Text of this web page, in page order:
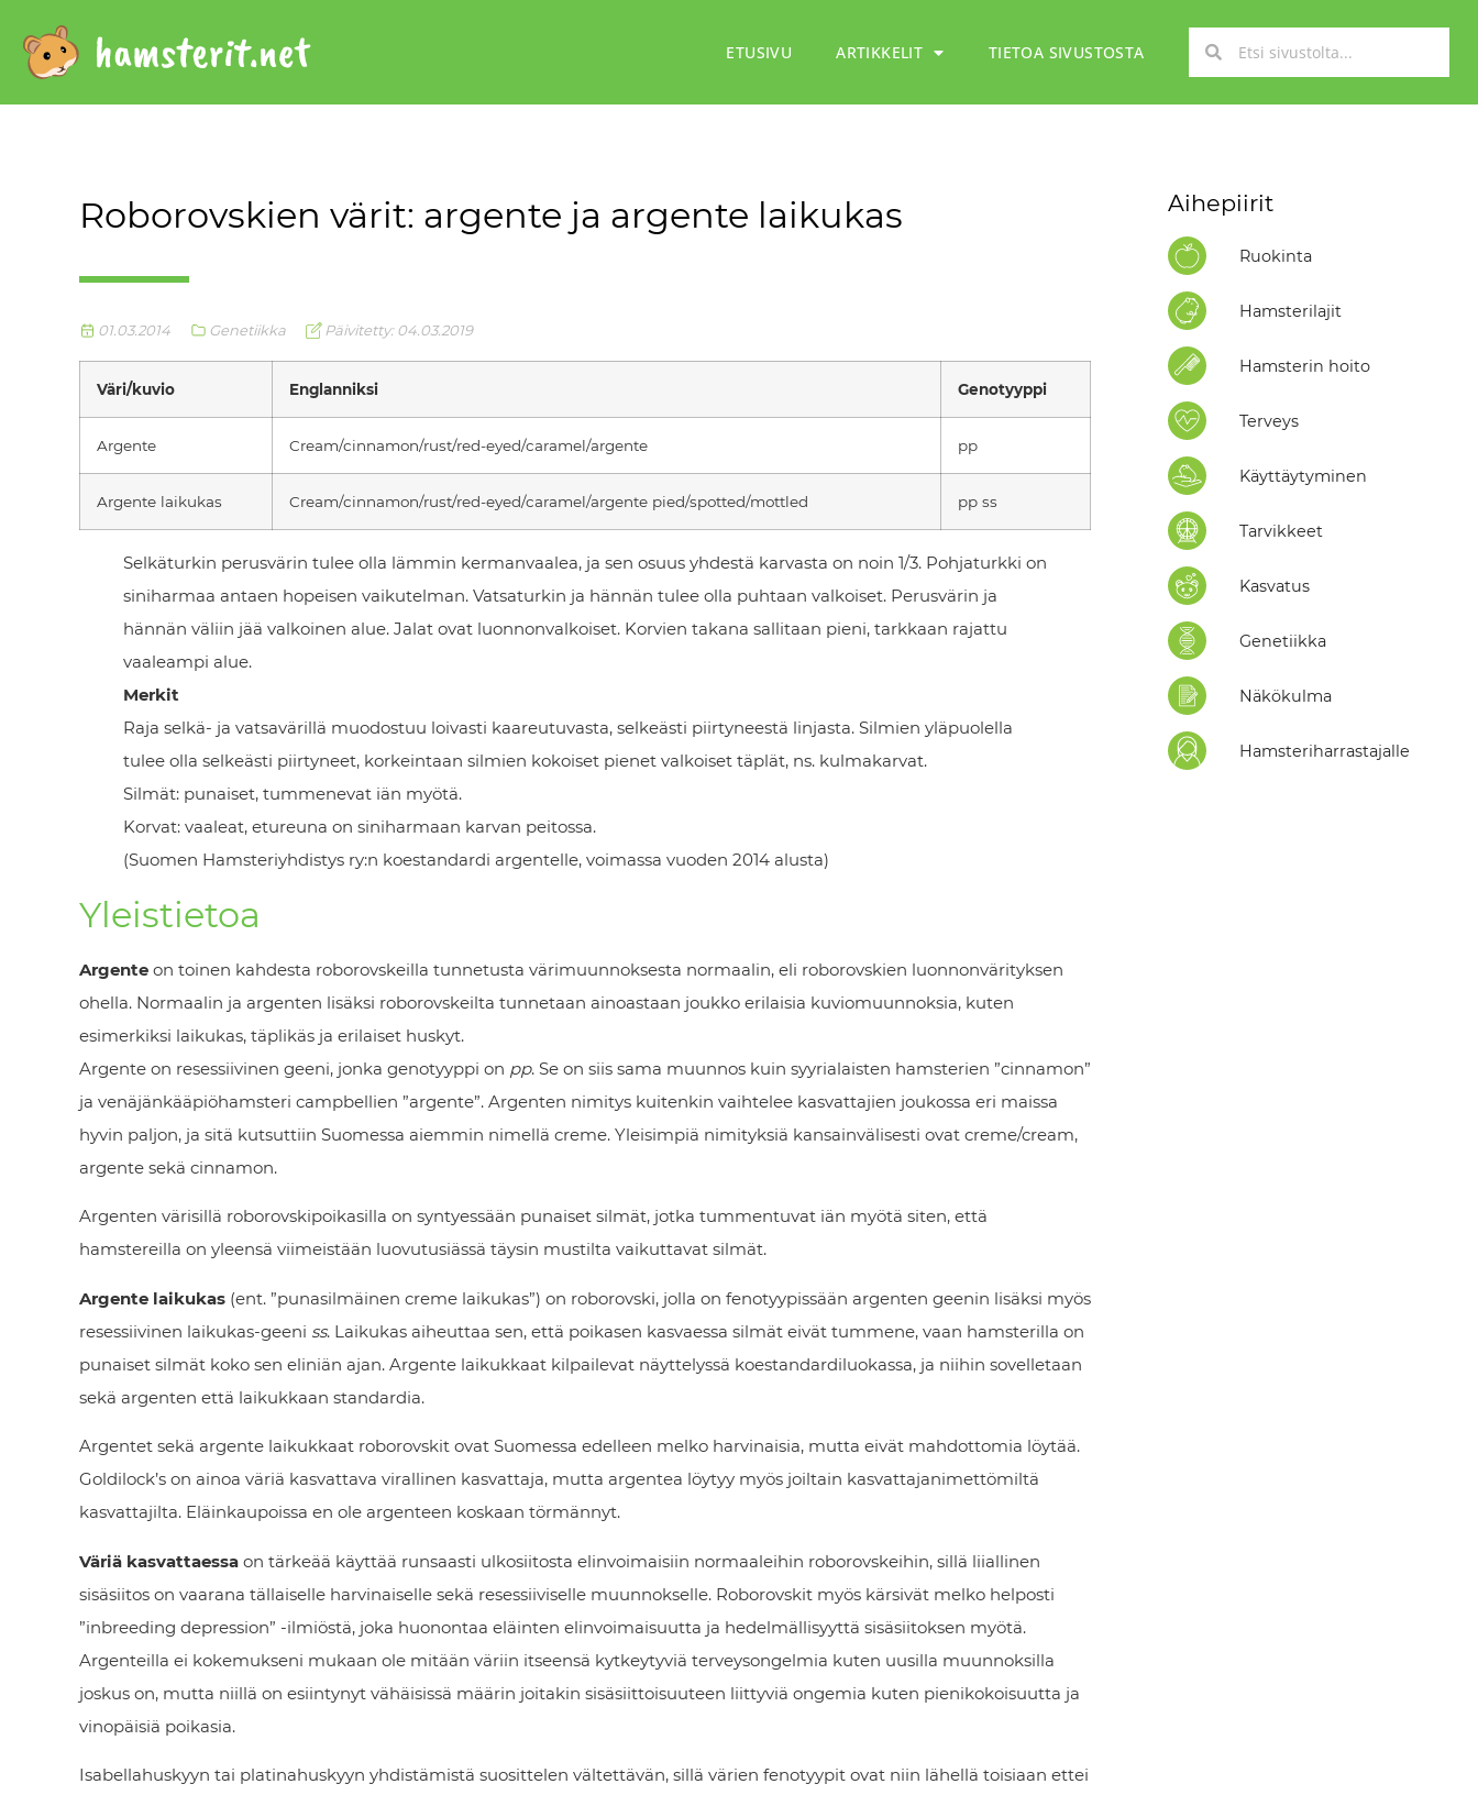
ETUSIVU ARTIKKELIT TIETOA SIVUSTOSTA
Roborovskien värit: argente ja argente laikukas
01.03.2014 Genetiikka Päivitetty: 04.03.2019
Väri/kuvio Englanniksi Genotyyppi
Argente Cream/cinnamon/rust/red-eyed/caramel/argente pp
Argente laikukas Cream/cinnamon/rust/red-eyed/caramel/argente pied/spotted/mottled pp ss
Selkäturkin perusvärin tulee olla lämmin kermanvaalea, ja sen osuus yhdestä karvasta on noin 1/3. Pohjaturkki on
siniharmaa antaen hopeisen vaikutelman. Vatsaturkin ja hännän tulee olla puhtaan valkoiset. Perusvärin ja
hännän väliin jää valkoinen alue. Jalat ovat luonnonvalkoiset. Korvien takana sallitaan pieni, tarkkaan rajattu
vaaleampi alue.
Merkit
Raja selkä- ja vatsavärillä muodostuu loivasti kaareutuvasta, selkeästi piirtyneestä linjasta. Silmien yläpuolella
tulee olla selkeästi piirtyneet, korkeintaan silmien kokoiset pienet valkoiset täplät, ns. kulmakarvat.
Silmät: punaiset, tummenevat iän myötä.
Korvat: vaaleat, etureuna on siniharmaan karvan peitossa.
(Suomen Hamsteriyhdistys ry:n koestandardi argentelle, voimassa vuoden 2014 alusta)
Yleistietoa
Argente on toinen kahdesta roborovskeilla tunnetusta värimuunnoksesta normaalin, eli roborovskien luonnonvärityksen
ohella. Normaalin ja argenten lisäksi roborovskeilta tunnetaan ainoastaan joukko erilaisia kuviomuunnoksia, kuten
esimerkiksi laikukas, täplikäs ja erilaiset huskyt.
Argente on resessiivinen geeni, jonka genotyyppi on pp. Se on siis sama muunnos kuin syyrialaisten hamsterien ”cinnamon”
ja venäjänkääpiöhamsteri campbellien ”argente”. Argenten nimitys kuitenkin vaihtelee kasvattajien joukossa eri maissa
hyvin paljon, ja sitä kutsuttiin Suomessa aiemmin nimellä creme. Yleisimpiä nimityksiä kansainvälisesti ovat creme/cream,
argente sekä cinnamon.
Argenten värisillä roborovskipoikasilla on syntyessään punaiset silmät, jotka tummentuvat iän myötä siten, että
hamstereilla on yleensä viimeistään luovutusiässä täysin mustilta vaikuttavat silmät.
Argente laikukas (ent. ”punasilmäinen creme laikukas”) on roborovski, jolla on fenotyypissään argenten geenin lisäksi myös
resessiivinen laikukas-geeni ss. Laikukas aiheuttaa sen, että poikasen kasvaessa silmät eivät tummene, vaan hamsterilla on
punaiset silmät koko sen eliniän ajan. Argente laikukkaat kilpailevat näyttelyssä koestandardiluokassa, ja niihin sovelletaan
sekä argenten että laikukkaan standardia.
Argentet sekä argente laikukkaat roborovskit ovat Suomessa edelleen melko harvinaisia, mutta eivät mahdottomia löytää.
Goldilock’s on ainoa väriä kasvattava virallinen kasvattaja, mutta argentea löytyy myös joiltain kasvattajanimettömiltä
kasvattajilta. Eläinkaupoissa en ole argenteen koskaan törmännyt.
Väriä kasvattaessa on tärkeää käyttää runsaasti ulkosiitosta elinvoimaisiin normaaleihin roborovskeihin, sillä liiallinen
sisäsiitos on vaarana tällaiselle harvinaiselle sekä resessiiviselle muunnokselle. Roborovskit myös kärsivät melko helposti
”inbreeding depression” -ilmiöstä, joka huonontaa eläinten elinvoimaisuutta ja hedelmällisyyttä sisäsiitoksen myötä.
Argenteilla ei kokemukseni mukaan ole mitään väriin itseensä kytkeytyviä terveysongelmia kuten uusilla muunnoksilla
joskus on, mutta niillä on esiintynyt vähäisissä määrin joitakin sisäsiittoisuuteen liittyviä ongemia kuten pienikokoisuutta ja
vinopäisiä poikasia.
Isabellahuskyyn tai platinahuskyyn yhdistämistä suosittelen vältettävän, sillä värien fenotyypit ovat niin lähellä toisiaan ettei
Aihepiirit
Ruokinta
Hamsterilajit
Hamsterin hoito
Terveys
Käyttäytyminen
Tarvikkeet
Kasvatus
Genetiikka
Näkökulma
Hamsteriharrastajalle